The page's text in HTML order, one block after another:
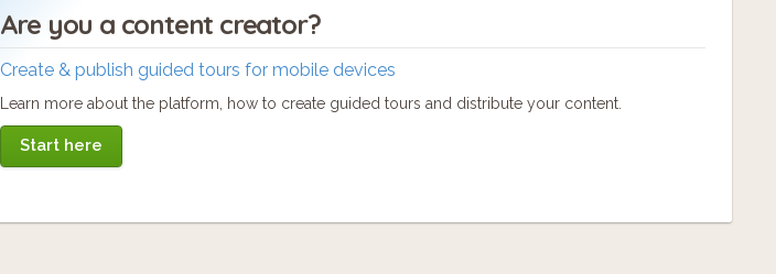
Are you a content creator?
Create & publish guided tours for mobile devices
Learn more about the platform, how to create guided tours and distribute your content.
Start here